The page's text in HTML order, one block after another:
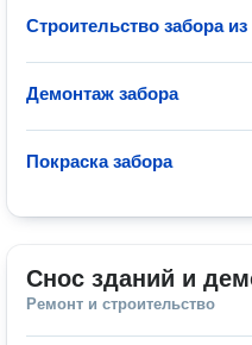
Строительство забора
Демонтаж забора
Покраска забора
Снос зданий и
Ремонт и строительство